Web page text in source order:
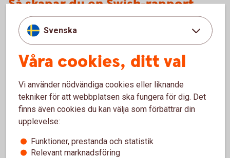
Så skapar du en Swish-rapport
Logga in i internetbanken
Gå till översikten: Betala/överföra – Swish – Swish
funktioner.
Välj Swish-rapport
Återbetalningar
Svenska
Våra cookies, ditt val
Vi använder nödvändiga cookies eller liknande
tekniker för att webbplatsen ska fungera för dig. Det
finns även cookies du kan välja som förbättrar din
upplevelse:
Funktioner, prestanda och statistik
Relevant marknadsföring